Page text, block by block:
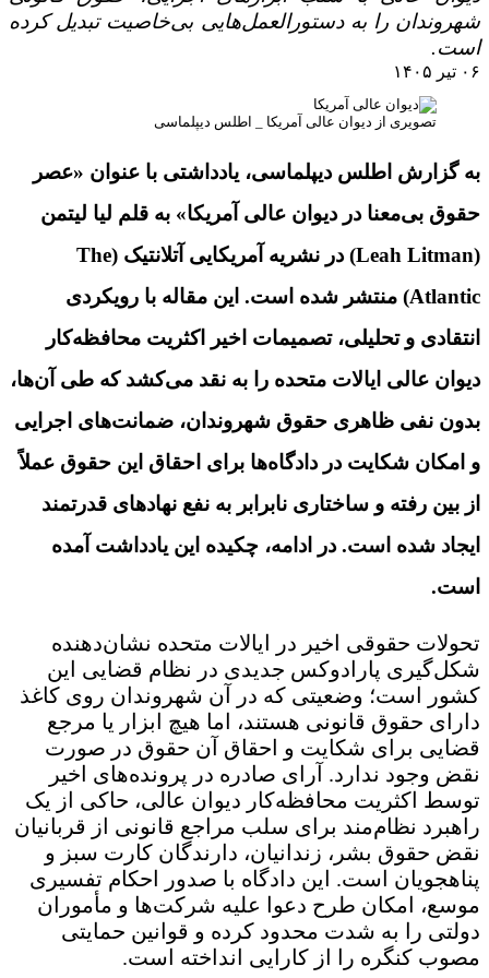
شهروندان را به دستورالعمل‌هایی بی‌خاصیت تبدیل کرده
است.
۰۶ تیر ۱۴۰۵
تصویری از دیوان عالی آمریکا _ اطلس دیپلماسی
به گزارش اطلس دیپلماسی، یادداشتی با عنوان «عصر
حقوق بی‌معنا در دیوان عالی آمریکا» به قلم لیا لیتمن
(Leah Litman) در نشریه آمریکایی آتلانتیک (The
Atlantic) منتشر شده است. این مقاله با رویکردی
انتقادی و تحلیلی، تصمیمات اخیر اکثریت محافظه‌کار
دیوان عالی ایالات متحده را به نقد می‌کشد که طی آن‌ها،
بدون نفی ظاهری حقوق شهروندان، ضمانت‌های اجرایی
و امکان شکایت در دادگاه‌ها برای احقاق این حقوق عملاً
از بین رفته و ساختاری نابرابر به نفع نهادهای قدرتمند
ایجاد شده است. در ادامه، چکیده این یادداشت آمده
است.
تحولات حقوقی اخیر در ایالات متحده نشان‌دهنده
شکل‌گیری پارادوکس جدیدی در نظام قضایی این
کشور است؛ وضعیتی که در آن شهروندان روی کاغذ
دارای حقوق قانونی هستند، اما هیچ ابزار یا مرجع
قضایی برای شکایت و احقاق آن حقوق در صورت
نقض وجود ندارد. آرای صادره در پرونده‌های اخیر
توسط اکثریت محافظه‌کار دیوان عالی، حاکی از یک
راهبرد نظام‌مند برای سلب مراجع قانونی از قربانیان
نقض حقوق بشر، زندانیان، دارندگان کارت سبز و
پناهجویان است. این دادگاه با صدور احکام تفسیری
موسع، امکان طرح دعوا علیه شرکت‌ها و مأموران
دولتی را به شدت محدود کرده و قوانین حمایتی
مصوب کنگره را از کارایی انداخته است.